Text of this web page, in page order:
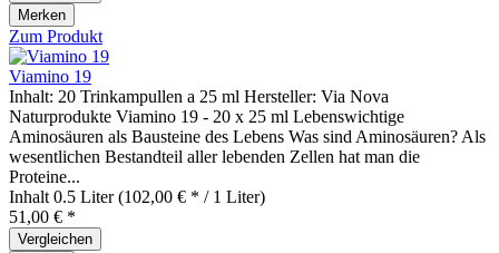
Merken
Zum Produkt
Viamino 19
Inhalt: 20 Trinkampullen a 25 ml Hersteller: Via Nova
Naturprodukte Viamino 19 - 20 x 25 ml Lebenswichtige
Aminosäuren als Bausteine des Lebens Was sind Aminosäuren? Als
wesentlichen Bestandteil aller lebenden Zellen hat man die
Proteine...
Inhalt 0.5 Liter(102,00 € * / 1 Liter)
51,00 € *
Vergleichen